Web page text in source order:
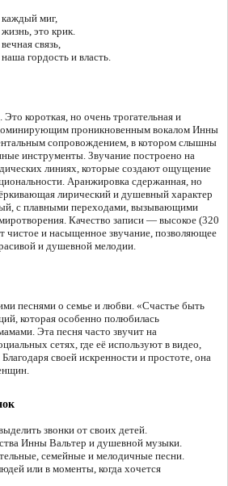
миг,
это крик.
связь,
гордость и власть.
короткая, но очень трогательная и
проникновенным вокалом Инны
сопровождением, в котором слышны
инструменты. Звучание построено на
линиях, которые создают ощущение
Аранжировка сдержанная, но
лирический и душевный характер
с плавными переходами, вызывающими
Качество записи — высокое (320
чистое и насыщенное звучание, позволяющее
и душевной мелодии.
песнями о семье и любви. «Счастье быть
которая особенно полюбилась
Эта песня часто звучит на
сетях, где её используют в видео,
своей искренности и простоте, она
звонки от своих детей.
Инны Вальтер и душевной музыки.
семейные и мелодичные песни.
или в моменты, когда хочется